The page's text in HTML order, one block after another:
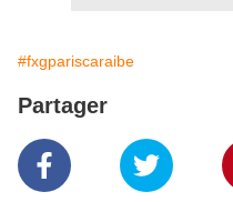
#fxgpariscaraibe
Partager